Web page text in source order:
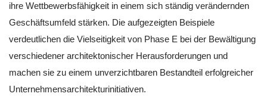
ihre Wettbewerbsfähigkeit in einem sich ständig verändernden
Geschäftsumfeld stärken. Die aufgezeigten Beispiele
verdeutlichen die Vielseitigkeit von Phase E bei der Bewältigung
verschiedener architektonischer Herausforderungen und
machen sie zu einem unverzichtbaren Bestandteil erfolgreicher
Unternehmensarchitekturinitiativen.